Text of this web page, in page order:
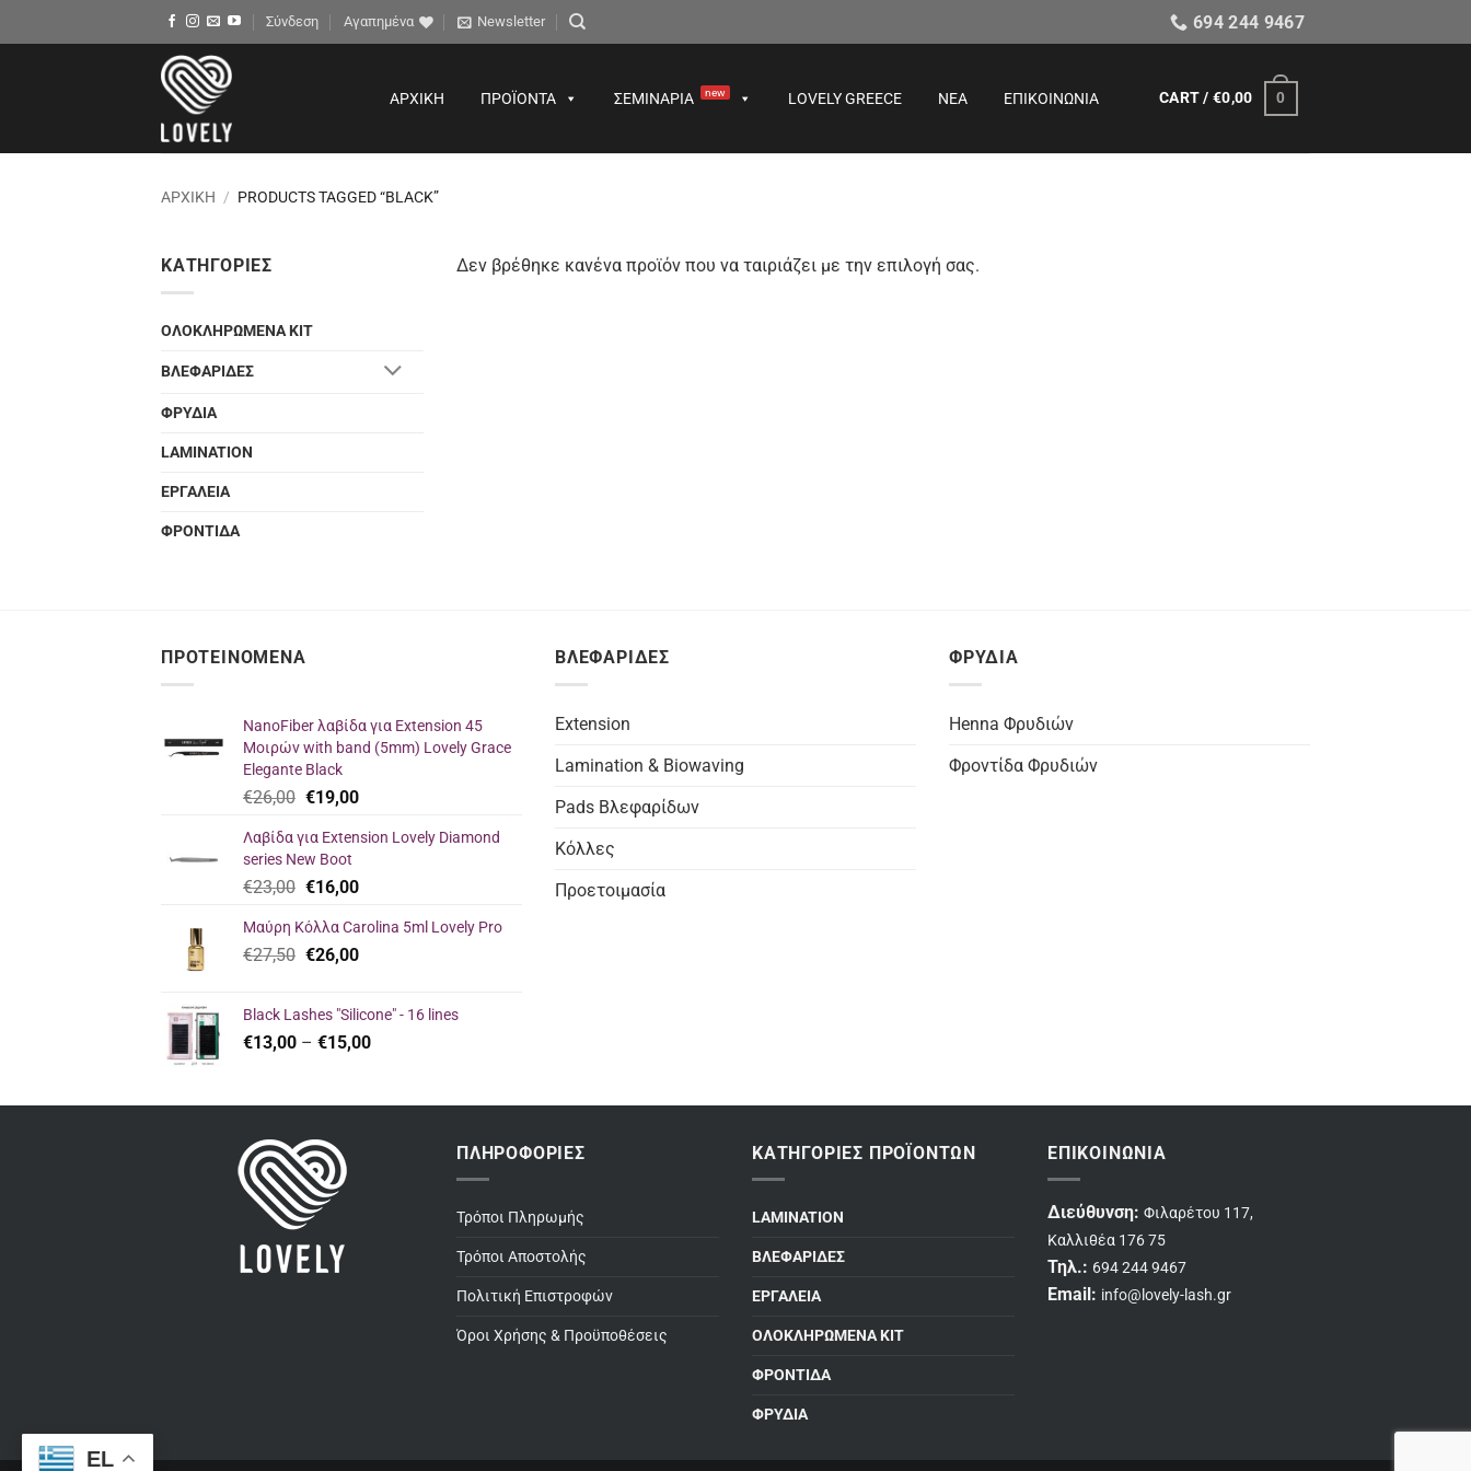
στο
Σύνδεση Αγαπημένα Newsletter 694 244 9467
ΑΡΧΙΚΉ ΠΡΟΪΌΝΤΑ ΣΕΜΙΝΆΡΙΑ new LOVELY GREECE ΝΈΑ ΕΠΙΚΟΙΝΩΝΊΑ CART /€0,00 0
ΑΡΧΙΚΉ / PRODUCTS TAGGED “BLACK”
ΚΑΤΗΓΟΡΊΕΣ
ΟΛΟΚΛΗΡΩΜΕΝΑ ΚΙΤ
ΒΛΕΦΑΡΙΔΕΣ
ΦΡΥΔΙΑ
LAMINATION
ΕΡΓΑΛΕΙΑ
ΦΡΟΝΤΙΔΑ
Δεν βρέθηκε κανένα προϊόν που να ταιριάζει με την επιλογή σας.
ΠΡΟΤΕΙΝΌΜΕΝΑ
NanoFiber λαβίδα για Extension 45
Μοιρών with band (5mm) Lovely Grace
Elegante Black
€26,00 Original
was:
€26,00.
€19,00Η
τιμή
€19,00.
Λαβίδα για Extension Lovely Diamond
series New Boot
€23,00 Original
was:
€23,00.
€16,00Η
τιμή
είναι:
Μαύρη Κόλλα Carolina 5ml Lovely Pro
€27,50 Original
€27,50.
€26,00Η
είναι:
€26,00.
Black Lashes "Silicone" - 16 lines
€13,00 – €15,00Price
through
ΒΛΕΦΑΡΙΔΕΣ
Extension
Lamination & Biowaving
Pads Βλεφαρίδων
Κόλλες
Προετοιμασία
ΦΡΥΔΙΑ
Henna Φρυδιών
Φροντίδα Φρυδιών
ΠΛΗΡΟΦΟΡΊΕΣ
Τρόποι Πληρωμής
Τρόποι Αποστολής
Πολιτική Επιστροφών
Όροι Χρήσης & Προϋποθέσεις
ΚΑΤΗΓΟΡΊΕΣ ΠΡΟΪΌΝΤΩΝ
LAMINATION
ΒΛΕΦΑΡΙΔΕΣ
ΕΡΓΑΛΕΙΑ
ΟΛΟΚΛΗΡΩΜΕΝΑ ΚΙΤ
ΦΡΟΝΤΙΔΑ
ΦΡΥΔΙΑ
ΕΠΙΚΟΙΝΩΝΊΑ
Διεύθυνση: Φιλαρέτου 117,
Καλλιθέα 176 75
Τηλ.: 694 244 9467
Email: info@lovely-lash.gr
EL